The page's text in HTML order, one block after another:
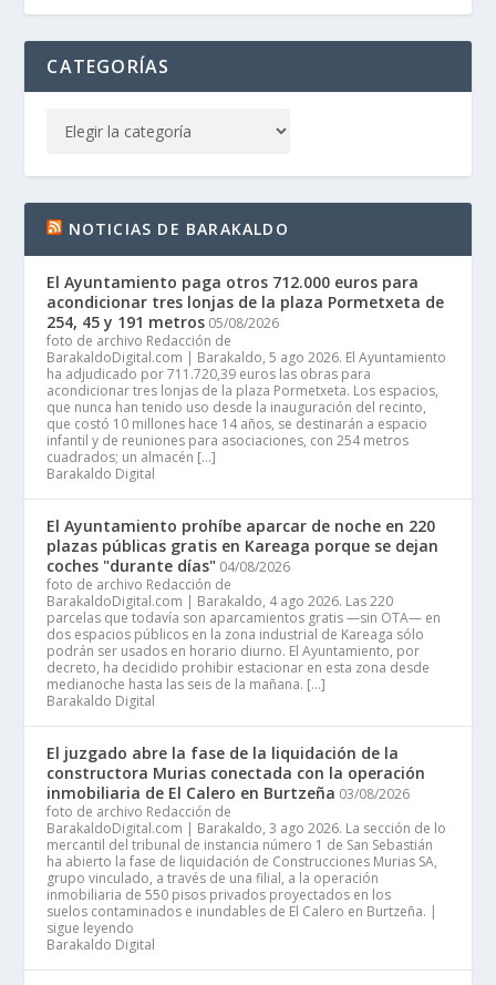
CATEGORÍAS
NOTICIAS DE BARAKALDO
El Ayuntamiento paga otros 712.000 euros para
acondicionar tres lonjas de la plaza Pormetxeta de
254, 45 y 191 metros 05/08/2026
foto de archivo Redacción de
BarakaldoDigital.com | Barakaldo, 5 ago 2026. El Ayuntamiento
ha adjudicado por 711.720,39 euros las obras para
acondicionar tres lonjas de la plaza Pormetxeta. Los espacios,
que nunca han tenido uso desde la inauguración del recinto,
que costó 10 millones hace 14 años, se destinarán a espacio
infantil y de reuniones para asociaciones, con 254 metros
cuadrados; un almacén […]
Barakaldo Digital
El Ayuntamiento prohíbe aparcar de noche en 220
plazas públicas gratis en Kareaga porque se dejan
coches "durante días" 04/08/2026
foto de archivo Redacción de
BarakaldoDigital.com | Barakaldo, 4 ago 2026. Las 220
parcelas que todavía son aparcamientos gratis —sin OTA— en
dos espacios públicos en la zona industrial de Kareaga sólo
podrán ser usados en horario diurno. El Ayuntamiento, por
decreto, ha decidido prohibir estacionar en esta zona desde
medianoche hasta las seis de la mañana. […]
Barakaldo Digital
El juzgado abre la fase de la liquidación de la
constructora Murias conectada con la operación
inmobiliaria de El Calero en Burtzeña 03/08/2026
foto de archivo Redacción de
BarakaldoDigital.com | Barakaldo, 3 ago 2026. La sección de lo
mercantil del tribunal de instancia número 1 de San Sebastián
ha abierto la fase de liquidación de Construcciones Murias SA,
grupo vinculado, a través de una filial, a la operación
inmobiliaria de 550 pisos privados proyectados en los
suelos contaminados e inundables de El Calero en Burtzeña. |
sigue leyendo
Barakaldo Digital